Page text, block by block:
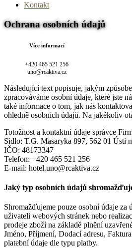
Kontakt
Ochrana osobních údajů
Více informací
+420 465 521 256
uno@rcaktiva.cz
Následující text popisuje, jakým
zpracováváme osobní údaje, které jste
také informace o tom, jak nás
ohledně osobních údajů. Na jakékoliv
Totožnost a kontaktní údaje správce
Sídlo: T.G. Masaryka 897, 562 01 Ústí
IČO: 48173347
Telefon: +420 465 521 256
E-mail: hotel.uno@rcaktiva.cz
Jaký typ osobních údajů
Shromažďujeme pouze osobní údaje za
uživateli webových stránek nebo
prodeje zboží na základě plnění
Jméno, Příjmení, Dodací adresu,
platební údaje dle typu platby.